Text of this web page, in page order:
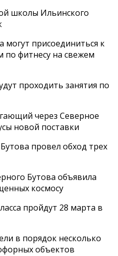
школы Ильинского
могут присоединиться к
по фитнесу на свежем
проходить занятия по
через Северное
новой поставки
провел обход трех
Бутова объявила
космосу
пройдут 28 марта в
в порядок несколько
объектов